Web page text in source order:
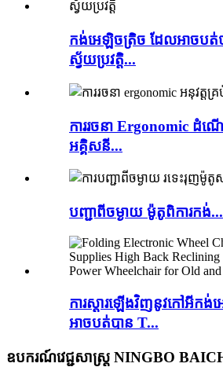
កង់អេឡិចត្រិច ដែលអាចប
ស្វ័យប្រវត្តិ...
ការរចនា Ergonomic ដំណើ
អគ្គិសនី...
បញ្ជាពីចម្ងាយ ម៉ូតូពិការកង់...
ការស្តារឡើងវិញនូវកៅអីក
អាចបត់បាន T...
ឧបករណ៍វេជ្ជសាស្ត្រ NINGBO